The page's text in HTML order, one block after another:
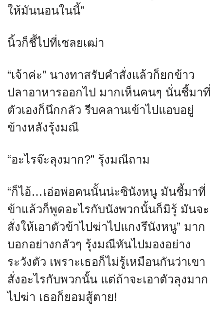
ให้มันนอนในนี้”
นิ้วก็ชี้ไปที่เชลยเฒ่า
“เจ้าค่ะ” นางทาสรับคำสั่งแล้วก็ยกข้าว
ปลาอาหารออกไป มากเห็นคนๆ นั่นชี้มาที่
ตัวเองก็นึกกลัว รีบคลานเข้าไปแอบอยู่
ข้างหลังรุ้งมณี
“อะไรจ๊ะลุงมาก?” รุ้งมณีถาม
“ก็ไอ้…เอ่อพ่อคนนั้นน่ะซินังหนู มันชี้มาที่
ข้าแล้วก็พูดอะไรกับนังพวกนั้นก็มิรู้ มันจะ
สั่งให้เอาตัวข้าไปฆ่าไปแกงรึนังหนู” มาก
บอกอย่างกลัวๆ รุ้งมณีหันไปมองอย่าง
ระวังตัว เพราะเธอก็ไม่รู้เหมือนกันว่าเขา
สั่งอะไรกับพวกนั้น แต่ถ้าจะเอาตัวลุงมาก
ไปฆ่า เธอก็ยอมสู้ตาย!